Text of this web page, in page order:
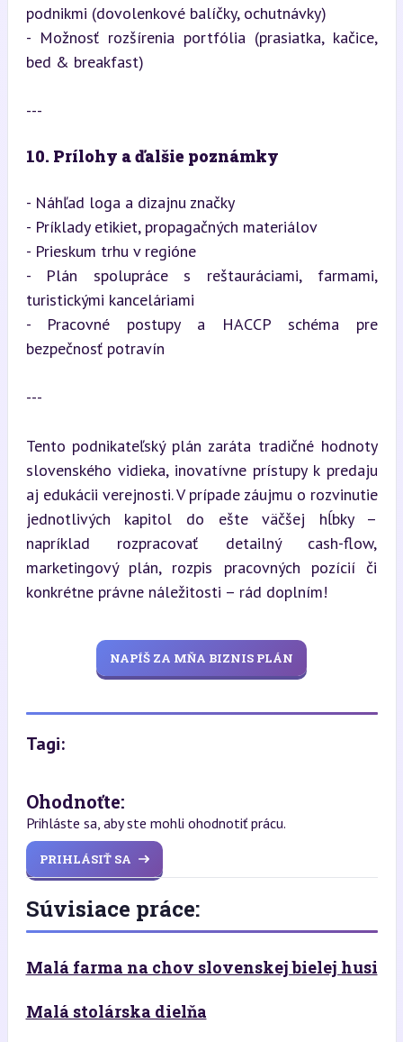
podnikmi (dovolenkové balíčky, ochutnávky)
- Možnosť rozšírenia portfólia (prasiatka, kačice,
bed & breakfast)
---
10. Prílohy a ďalšie poznámky
- Náhľad loga a dizajnu značky
- Príklady etikiet, propagačných materiálov
- Prieskum trhu v regióne
- Plán spolupráce s reštauráciami, farmami,
turistickými kanceláriami
- Pracovné postupy a HACCP schéma pre
bezpečnosť potravín
---
Tento podnikateľský plán zaráta tradičné hodnoty
slovenského vidieka, inovatívne prístupy k predaju
aj edukácii verejnosti. V prípade záujmu o rozvinutie
jednotlivých kapitol do ešte väčšej hĺbky –
napríklad rozpracovať detailný cash-flow,
marketingový plán, rozpis pracovných pozícií či
konkrétne právne náležitosti – rád doplním!
NAPÍŠ ZA MŇA BIZNIS PLÁN
Tagi:
Ohodnoťte:
Prihláste sa, aby ste mohli ohodnotiť prácu.
PRIHLÁSIŤ SA
Súvisiace práce:
Malá farma na chov slovenskej bielej husi
Malá stolárska dielňa